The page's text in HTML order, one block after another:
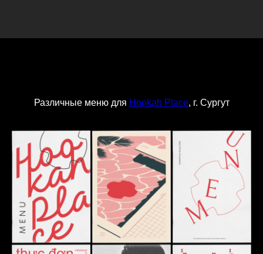
Различные меню для Hookah Place, г. Сургут